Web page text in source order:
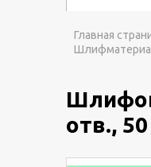
Главная
отв.,